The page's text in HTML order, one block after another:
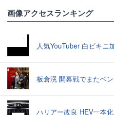
画像アクセスランキング
人気YouTuber 白ビキニ
板倉滉 開幕戦でまたベ
ハリアー改良 HEV一本